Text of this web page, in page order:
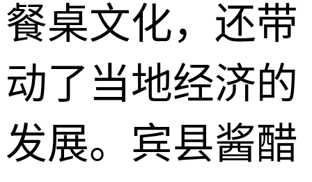
餐桌文化，还带
动了当地经济的
发展。宾县酱醋